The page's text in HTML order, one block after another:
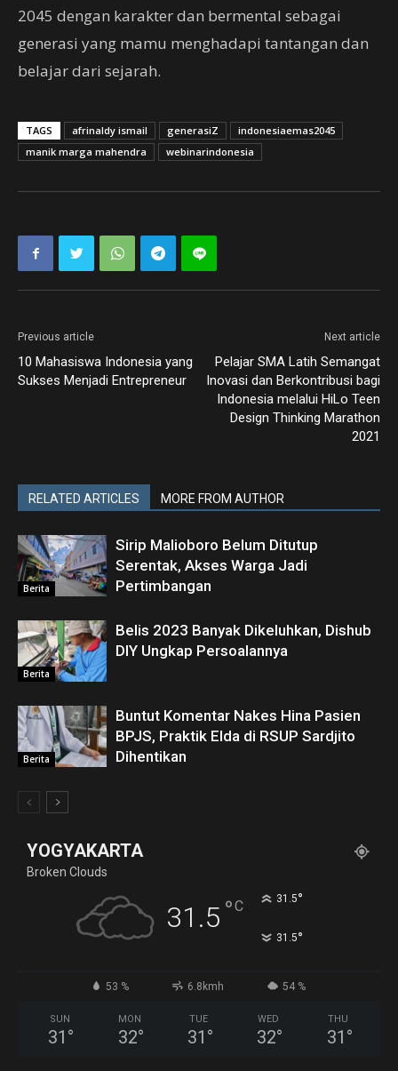
2045 dengan karakter dan bermental sebagai
generasi yang mamu menghadapi tantangan dan
belajar dari sejarah.
TAGS afrinaldy ismail generasiZ
indonesiaemas2045
manik marga mahendra
webinarindonesia
Previous article
10 Mahasiswa Indonesia yang
Sukses Menjadi Entrepreneur
Next article
Pelajar SMA Latih Semangat
Inovasi dan Berkontribusi bagi
Indonesia melalui HiLo Teen
Design Thinking Marathon
2021
RELATED ARTICLES MORE FROM AUTHOR
Berita
Sirip Malioboro Belum Ditutup
Serentak, Akses Warga Jadi
Pertimbangan
Berita
Belis 2023 Banyak Dikeluhkan, Dishub
DIY Ungkap Persoalannya
Berita
Buntut Komentar Nakes Hina Pasien
BPJS, Praktik Elda di RSUP Sardjito
Dihentikan
YOGYAKARTA
Broken Clouds
31.5 °C 31.5°
31.5°
53 % 6.8kmh 54 %
SUN
31 °
MON
32°
TUE
31 °
WED
32°
THU
31 °